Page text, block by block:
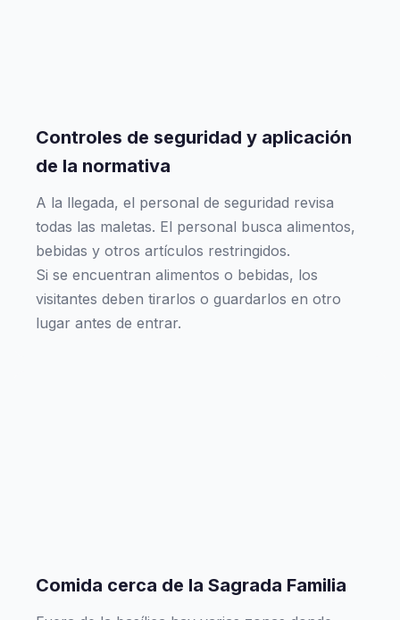
Controles de seguridad y aplicación
de la normativa
A la llegada, el personal de seguridad revisa
todas las maletas. El personal busca alimentos,
bebidas y otros artículos restringidos.
Si se encuentran alimentos o bebidas, los
visitantes deben tirarlos o guardarlos en otro
lugar antes de entrar.
Comida cerca de la Sagrada Familia